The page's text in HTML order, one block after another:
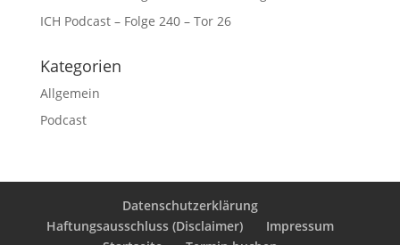
ICH Podcast – Folge 240 – Tor 26
Kategorien
Allgemein
Podcast
Datenschutzerklärung
Haftungsausschluss (Disclaimer)
Impressum